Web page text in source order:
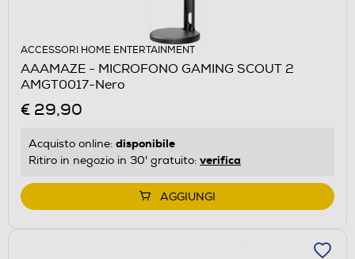
ACCESSORI HOME ENTERTAINMENT
AAAMAZE - MICROFONO GAMING SCOUT 2
AMGT0017-Nero
€ 29,90
Acquisto online: disponibile
Ritiro in negozio in 30' gratuito: verifica
AGGIUNGI